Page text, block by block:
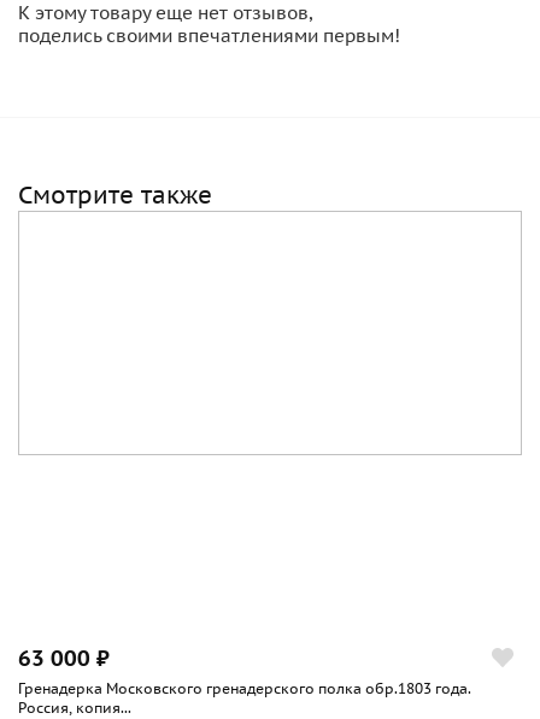
К этому товару еще нет отзывов,
поделись своими впечатлениями первым!
Смотрите также
63 000 ₽
Гренадерка Московского гренадерского полка обр.1803 года.
Россия, копия...